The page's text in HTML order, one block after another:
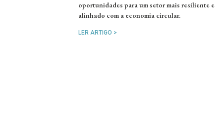
oportunidades para um setor mais resiliente e
alinhado com a economia circular.
LER ARTIGO >